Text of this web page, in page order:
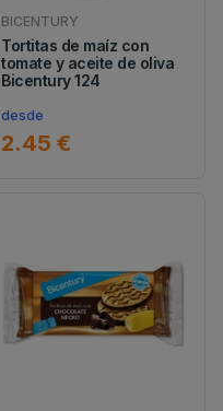
BICENTURY
Tortitas de maíz con
tomate y aceite de oliva
Bicentury 124
desde
2.45 €